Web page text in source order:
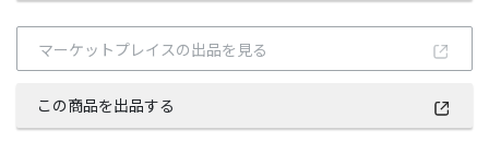
マーケットプレイスの出品を見る
この商品を出品する